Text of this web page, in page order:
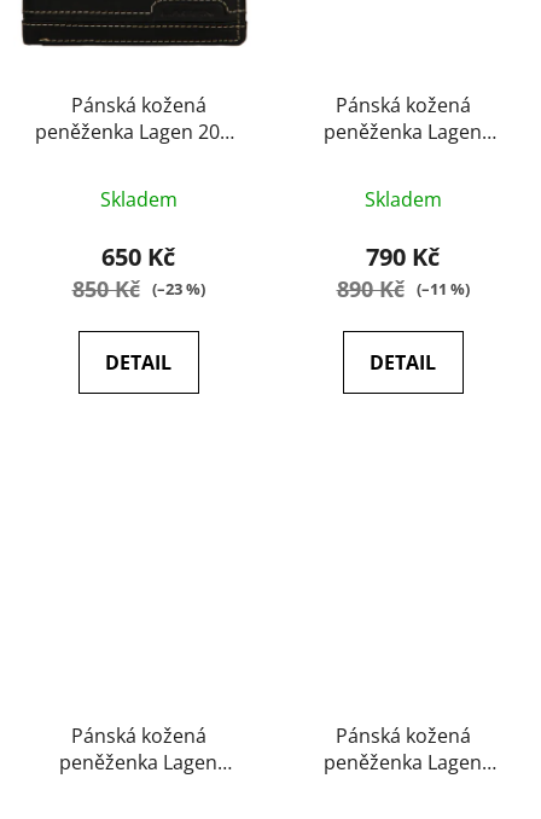
Pánská kožená
peněženka Lagen 2004
hodnocení
produktu
je
5
Skladem
650 Kč
850 Kč (–23 %)
DETAIL
Pánská kožená
peněženka Lagen
hodnocení
produktu
je
5
Skladem
790 Kč
890 Kč (–11 %)
DETAIL
Pánská kožená
peněženka Lagen
Pánská kožená
peněženka Lagen